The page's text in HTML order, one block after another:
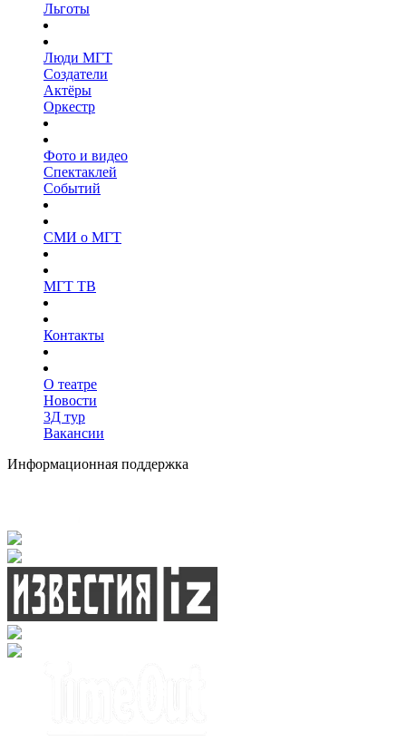
Льготы
Люди МГТ
Создатели
Актёры
Оркестр
Фото и видео
Спектаклей
Событий
СМИ о МГТ
МГТ ТВ
Контакты
О театре
Новости
3Д тур
Вакансии
Информационная поддержка